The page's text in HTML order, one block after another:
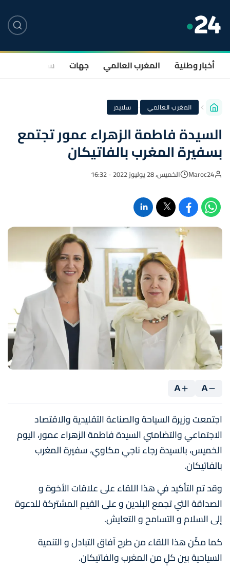
أخبار وطنية المغرب العالمي جهات سياسة
المغرب العالمي · سلايدر
السيدة فاطمة الزهراء عمور تجتمع
بسفيرة المغرب بالفاتيكان
Maroc24 الخميس، 28 يوليوز 2022 - 16:32
A
A
اجتمعت وزيرة السياحة والصناعة التقليدية والاقتصاد
الاجتماعي والتضامني السيدة فاطمة الزهراء عمور، اليوم
الخميس، بالسيدة رجاء ناجي مكاوي، سفيرة المغرب
بالفاتيكان.
وقد تم التأكيد في هذا اللقاء على علاقات الأخوة و
الصداقة التي تجمع البلدين و على القيم المشتركة للدعوة
إلى السلام و التسامح و التعايش.
كما مكّن هذا اللقاء من طرح آفاق التبادل و التنمية
السياحية بين كلٍ من المغرب والفاتيكان.